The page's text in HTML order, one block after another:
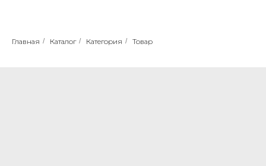
Главная / Каталог / Категория / Товар